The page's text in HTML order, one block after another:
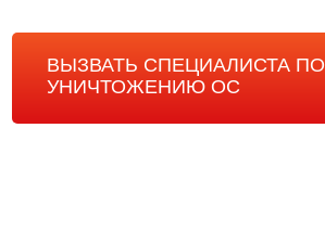
ВЫЗВАТЬ СПЕЦИАЛИСТА ПО
УНИЧТОЖЕНИЮ ОС